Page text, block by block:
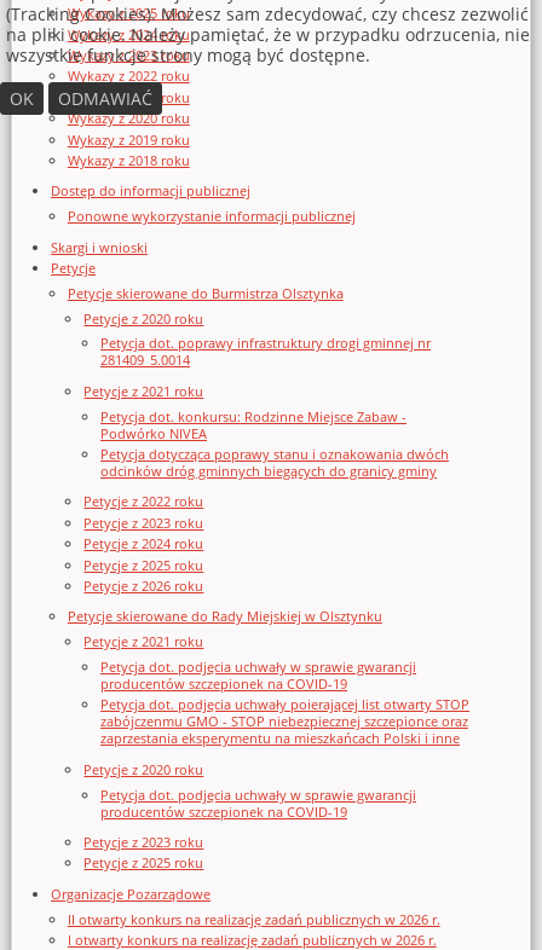
Wykazy z 2025 roku
Wykazy z 2024 roku
Wykazy z 2023 roku
Wykazy z 2022 roku
Wykazy z 2021 roku
Wykazy z 2020 roku
Wykazy z 2019 roku
Wykazy z 2018 roku
Dostęp do informacji publicznej
Ponowne wykorzystanie informacji publicznej
Skargi i wnioski
Petycje
Petycje skierowane do Burmistrza Olsztynka
Petycje z 2020 roku
Petycja dot. poprawy infrastruktury drogi gminnej nr
281409_5.0014
Petycje z 2021 roku
Petycja dot. konkursu: Rodzinne Miejsce Zabaw -
Podwórko NIVEA
Petycja dotycząca poprawy stanu i oznakowania dwóch
odcinków dróg gminnych biegących do granicy gminy
Petycje z 2022 roku
Petycje z 2023 roku
Petycje z 2024 roku
Petycje z 2025 roku
Petycje z 2026 roku
Petycje skierowane do Rady Miejskiej w Olsztynku
Petycje z 2021 roku
Petycja dot. podjęcia uchwały w sprawie gwarancji
producentów szczepionek na COVID-19
Petycja dot. podjęcia uchwały poierającej list otwarty STOP
zabójczenmu GMO - STOP niebezpiecznej szczepionce oraz
zaprzestania eksperymentu na mieszkańcach Polski i inne
Petycje z 2020 roku
Petycja dot. podjęcia uchwały w sprawie gwarancji
producentów szczepionek na COVID-19
Petycje z 2023 roku
Petycje z 2025 roku
Organizacje Pozarządowe
II otwarty konkurs na realizację zadań publicznych w 2026 r.
I otwarty konkurs na realizację zadań publicznych w 2026 r.
(Tracking Cookies). Możesz sam zdecydować, czy chcesz zezwolić
na pliki cookie. Należy pamiętać, że w przypadku odrzucenia, nie
wszystkie funkcje strony mogą być dostępne.
OK
ODMAWIAĆ